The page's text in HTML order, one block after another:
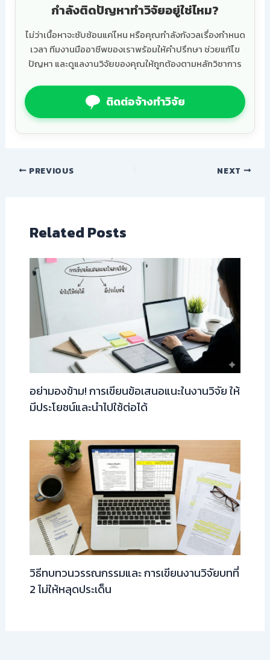
กำลังติดปัญหาทำวิจัยอยู่ใช่ไหม?
ไม่ว่าเนื้อหาจะซับซ้อนแค่ไหน หรือคุณกำลังกังวลเรื่องกำหนด
เวลา ทีมงานมืออาชีพของเราพร้อมให้คำปรึกษา ช่วยแก้ไข
ปัญหา และดูแลงานวิจัยของคุณให้ถูกต้องตามหลักวิชาการ
ติดต่อจ้างทำวิจัย
PREVIOUS NEXT
Related Posts
อย่ามองข้าม! การเขียนข้อเสนอแนะในงานวิจัย ให้
มีประโยชน์และนำไปใช้ต่อได้
วิธีทบทวนวรรณกรรมและ การเขียนงานวิจัยบทที่
2 ไม่ให้หลุดประเด็น